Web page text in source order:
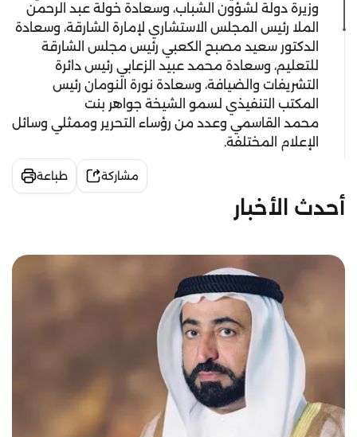
وزيرة دولة لشؤون الشباب، وسعادة خولة عبد الرحمن
الملا رئيس المجلس الاستشاري لإمارة الشارقة، وسعادة
الدكتور سعيد مصبح الكعبي رئيس مجلس الشارقة
للتعليم، وسعادة محمد عبيد الزعابي رئيس دائرة
التشريفات والضيافة، وسعادة نورة النومان رئيس
المكتب التنفيذي لسمو الشيخة جواهر بنت
محمد القاسمي وعدد من رؤساء التحرير وممثلي وسائل
الإعلام المختلفة.
مشاركة طباعة
أحدث الأخبار